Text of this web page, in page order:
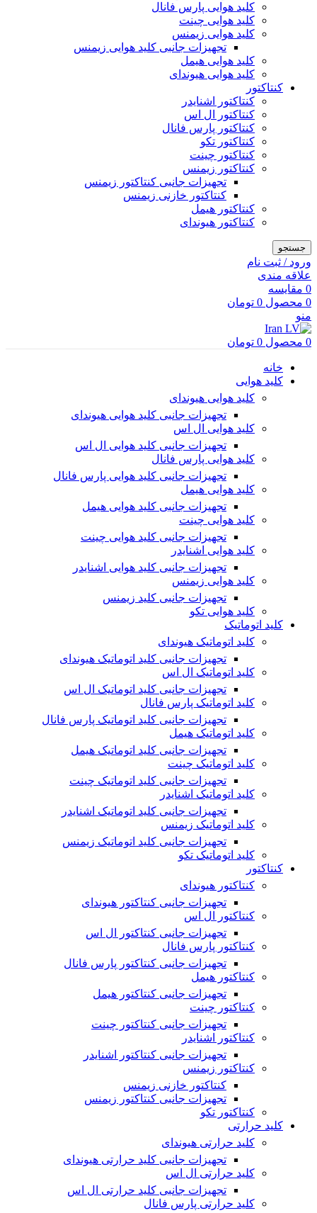
کلید هوایی پارس فانال
کلید هوایی چینت
کلید هوایی زیمنس
تجهیزات جانبی کلید هوایی زیمنس
کلید هوایی هیمل
کلید هوایی هیوندای
کنتاکتور
کنتاکتور اشنایدر
کنتاکتور ال اس
کنتاکتور پارس فانال
کنتاکتور تکو
کنتاکتور چینت
کنتاکتور زیمنس
تجهیزات جانبی کنتاکتور زیمنس
کنتاکتور خازنی زیمنس
کنتاکتور هیمل
کنتاکتور هیوندای
جستجو
ورود / ثبت نام
علاقه مندی
0 مقایسه
0 محصول 0 تومان
منو
0 محصول 0 تومان
خانه
کلید هوایی
کلید هوایی هیوندای
تجهیزات جانبی کلید هوایی هیوندای
کلید هوایی ال اس
تجهیزات جانبی کلید هوایی ال اس
کلید هوایی پارس فانال
تجهیزات جانبی کلید هوایی پارس فانال
کلید هوایی هیمل
تجهیزات جانبی کلید هوایی هیمل
کلید هوایی چینت
تجهیزات جانبی کلید هوایی چینت
کلید هوایی اشنایدر
تجهیزات جانبی کلید هوایی اشنایدر
کلید هوایی زیمنس
تجهیزات جانبی کلید زیمنس
کلید هوایی تکو
کلید اتوماتیک
کلید اتوماتیک هیوندای
تجهیزات جانبی کلید اتوماتیک هیوندای
کلید اتوماتیک ال اس
تجهیزات جانبی کلید اتوماتیک ال اس
کلید اتوماتیک پارس فانال
تجهیزات جانبی کلید اتوماتیک پارس فانال
کلید اتوماتیک هیمل
تجهیزات جانبی کلید اتوماتیک هیمل
کلید اتوماتیک چینت
تجهیزات جانبی کلید اتوماتیک چینت
کلید اتوماتیک اشنایدر
تجهیزات جانبی کلید اتوماتیک اشنایدر
کلید اتوماتیک زیمنس
تجهیزات جانبی کلید اتوماتیک زیمنس
کلید اتوماتیک تکو
کنتاکتور
کنتاکتور هیوندای
تجهیزات جانبی کنتاکتور هیوندای
کنتاکتور ال اس
تجهیزات جانبی کنتاکتور ال اس
کنتاکتور پارس فانال
تجهیزات جانبی کنتاکتور پارس فانال
کنتاکتور هیمل
تجهیزات جانبی کنتاکتور هیمل
کنتاکتور چینت
تجهیزات جانبی کنتاکتور چینت
کنتاکتور اشنایدر
تجهیزات جانبی کنتاکتور اشنایدر
کنتاکتور زیمنس
کنتاکتور خازنی زیمنس
تجهیزات جانبی کنتاکتور زیمنس
کنتاکتور تکو
کلید حرارتی
کلید حرارتی هیوندای
تجهیزات جانبی کلید حرارتی هیوندای
کلید حرارتی ال اس
تجهیزات جانبی کلید حرارتی ال اس
کلید حرارتی پارس فانال